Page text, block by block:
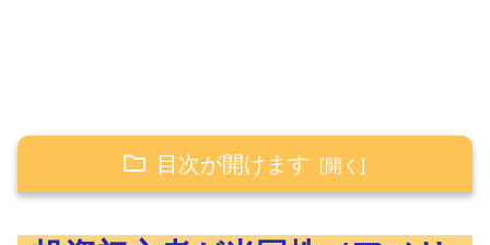
目次が開けます